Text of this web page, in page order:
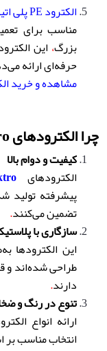
الکترود PE پلی اتیلن مشکی ضخیم
مناسب برای
بزرگ، این
حرفه‌ای ارائه
مشاهده و خرید
چرا الکترودهای
کیفیت و دوام بالا
الکترودهای
پیشرفته تولید
تضمین می‌کنند.
سازگاری با
این الکترودها
طراحی شده‌اند و
دارند.
تنوع در رنگ و
ارائه انواع
انتخاب مناسب